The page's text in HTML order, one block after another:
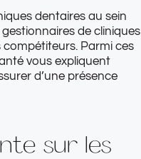
dentaires au sein
de cliniques
Parmi ces
vous expliquent
d’une présence
sur les